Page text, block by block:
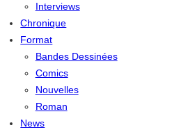
Interviews
Chronique
Format
Bandes Dessinées
Comics
Nouvelles
Roman
News